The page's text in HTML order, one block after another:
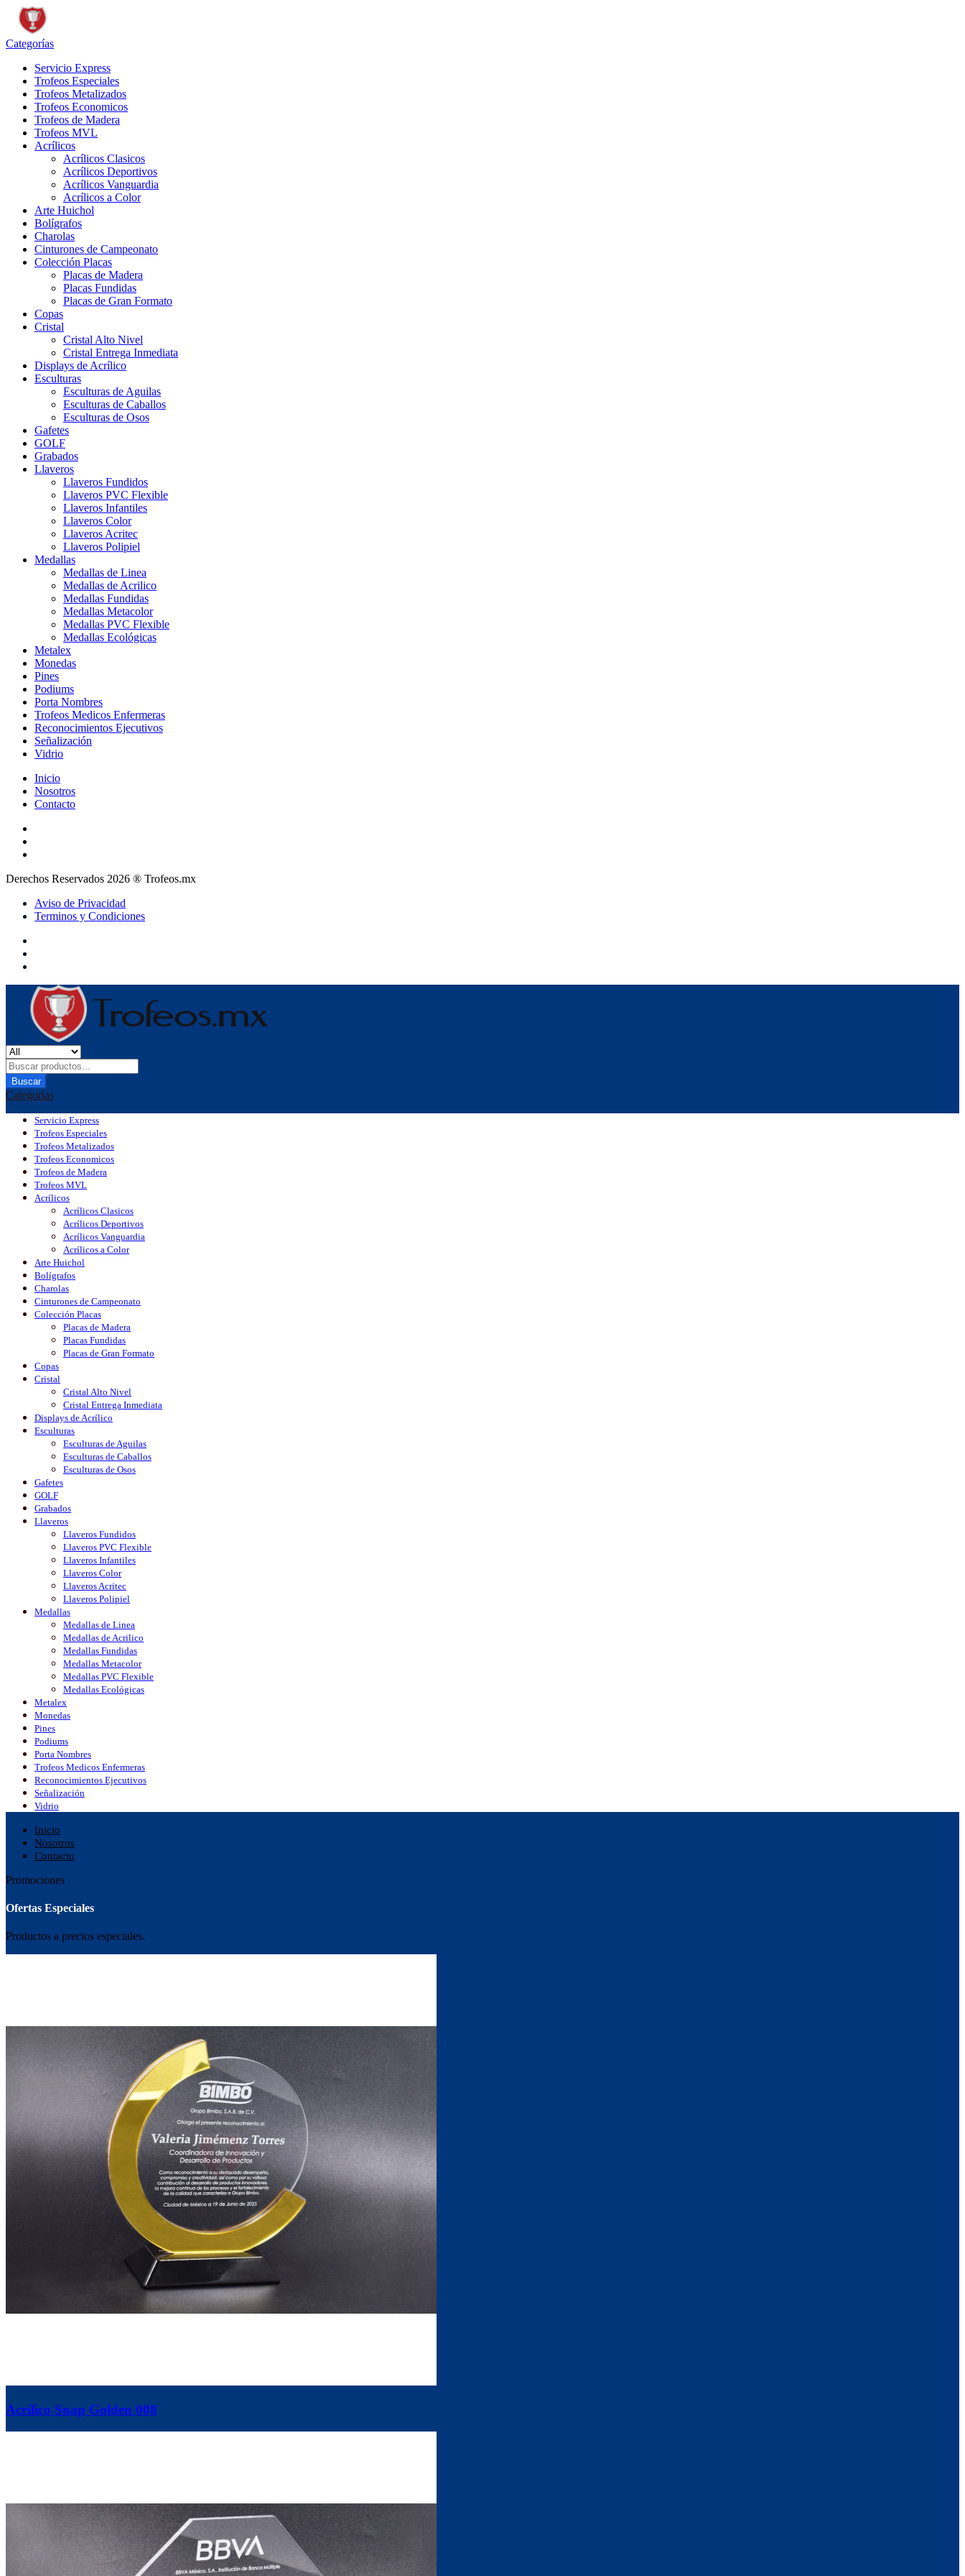
Categorías
Servicio Express
Trofeos Especiales
Trofeos Metalizados
Trofeos Economicos
Trofeos de Madera
Trofeos MVL
Acrílicos
Acrílicos Clasicos
Acrílicos Deportivos
Acrílicos Vanguardia
Acrílicos a Color
Arte Huichol
Bolígrafos
Charolas
Cinturones de Campeonato
Colección Placas
Placas de Madera
Placas Fundidas
Placas de Gran Formato
Copas
Cristal
Cristal Alto Nivel
Cristal Entrega Inmediata
Displays de Acrílico
Esculturas
Esculturas de Aguilas
Esculturas de Caballos
Esculturas de Osos
Gafetes
GOLF
Grabados
Llaveros
Llaveros Fundidos
Llaveros PVC Flexible
Llaveros Infantiles
Llaveros Color
Llaveros Acritec
Llaveros Polipiel
Medallas
Medallas de Linea
Medallas de Acrilico
Medallas Fundidas
Medallas Metacolor
Medallas PVC Flexible
Medallas Ecológicas
Metalex
Monedas
Pines
Podiums
Porta Nombres
Trofeos Medicos Enfermeras
Reconocimientos Ejecutivos
Señalización
Vidrio
Inicio
Nosotros
Contacto
Derechos Reservados 2026 ® Trofeos.mx
Aviso de Privacidad
Terminos y Condiciones
Buscar
Categorías
Servicio Express
Trofeos Especiales
Trofeos Metalizados
Trofeos Economicos
Trofeos de Madera
Trofeos MVL
Acrílicos
Acrílicos Clasicos
Acrílicos Deportivos
Acrílicos Vanguardia
Acrílicos a Color
Arte Huichol
Bolígrafos
Charolas
Cinturones de Campeonato
Colección Placas
Placas de Madera
Placas Fundidas
Placas de Gran Formato
Copas
Cristal
Cristal Alto Nivel
Cristal Entrega Inmediata
Displays de Acrílico
Esculturas
Esculturas de Aguilas
Esculturas de Caballos
Esculturas de Osos
Gafetes
GOLF
Grabados
Llaveros
Llaveros Fundidos
Llaveros PVC Flexible
Llaveros Infantiles
Llaveros Color
Llaveros Acritec
Llaveros Polipiel
Medallas
Medallas de Linea
Medallas de Acrilico
Medallas Fundidas
Medallas Metacolor
Medallas PVC Flexible
Medallas Ecológicas
Metalex
Monedas
Pines
Podiums
Porta Nombres
Trofeos Medicos Enfermeras
Reconocimientos Ejecutivos
Señalización
Vidrio
Inicio
Nosotros
Contacto
Promociones
Ofertas Especiales
Productos a precios especiales.
Acrílico Snap Golden 008